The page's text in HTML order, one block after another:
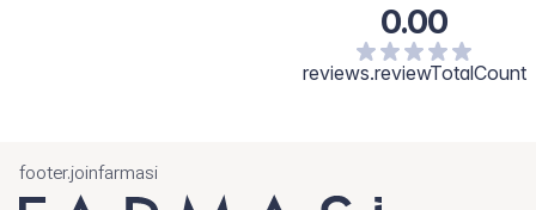
0.00
reviews.reviewTotalCount
footer.joinfarmasi